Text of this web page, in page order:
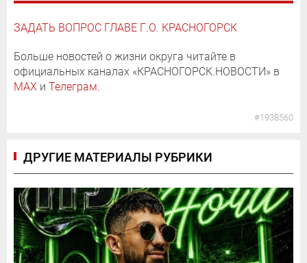
ЗАДАТЬ ВОПРОС ГЛАВЕ Г.О. КРАСНОГОРСК
Больше новостей о жизни округа читайте в
официальных каналах «КРАСНОГОРСК.НОВОСТИ» в
MAX и Телеграм.
#1938560
ДРУГИЕ МАТЕРИАЛЫ РУБРИКИ